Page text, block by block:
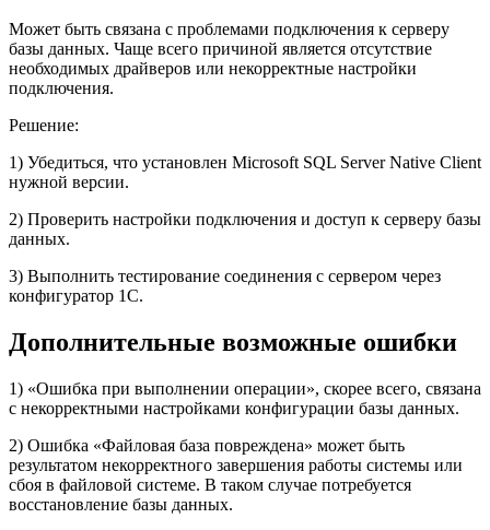
Может быть связана с проблемами подключения к серверу
базы данных. Чаще всего причиной является отсутствие
необходимых драйверов или некорректные настройки
подключения.
Решение:
1) Убедиться, что установлен Microsoft SQL Server Native Client
нужной версии.
2) Проверить настройки подключения и доступ к серверу базы
данных.
3) Выполнить тестирование соединения с сервером через
конфигуратор 1С.
Дополнительные возможные ошибки
1) «Ошибка при выполнении операции», скорее всего, связана
с некорректными настройками конфигурации базы данных.
2) Ошибка «Файловая база повреждена» может быть
результатом некорректного завершения работы системы или
сбоя в файловой системе. В таком случае потребуется
восстановление базы данных.